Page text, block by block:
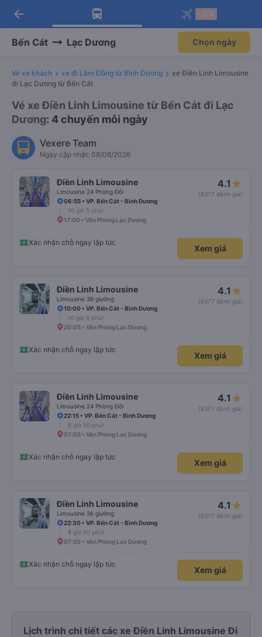
Tải app Vexere ngay!
Nhận ưu đãi thành viên độc
Mở app
Tải app Vexere
-30k/ghế khi đặt vé máy bay qua
Mở app
arrow_back
Bến Cát Lạc Dương Chọn ngày
Vé xe khách xe đi Lâm Đồng từ Bình Dương
xe Điền Linh Limousine
đi Lạc Dương từ Bến Cát
Vé xe Điền Linh Limousine từ Bến Cát đi Lạc
Dương: 4 chuyến mỗi ngày
Vexere Team
Ngày cập nhật: 08/08/2026
Điền Linh Limousine
Limousine 24 Phòng Đôi
4.1
(6377 đánh giá)
06:55 • VP. Bến Cát - Bình Dương
10 giờ 5 phút
17:00 • Văn Phòng Lạc Dương
Xác nhận chỗ ngay lập tức
Xem giá
Điền Linh Limousine
Limousine 36 giường
4.1
(6377 đánh giá)
10:00 • VP. Bến Cát - Bình Dương
10 giờ 5 phút
20:05 • Văn Phòng Lạc Dương
Xác nhận chỗ ngay lập tức
Xem giá
Điền Linh Limousine
Limousine 24 Phòng Đôi
4.1
(6377 đánh giá)
22:15 • VP. Bến Cát - Bình Dương
8 giờ 50 phút
07:05 • Văn Phòng Lạc Dương
Xác nhận chỗ ngay lập tức
Xem giá
Điền Linh Limousine
Limousine 36 giường
4.1
(6377 đánh giá)
22:30 • VP. Bến Cát - Bình Dương
8 giờ 50 phút
07:20 • Văn Phòng Lạc Dương
Xác nhận chỗ ngay lập tức
Xem giá
Lịch trình chi tiết các xe Điền Linh Limousine Đi